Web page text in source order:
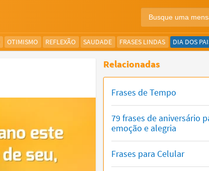
OTIMISMO REFLEXÃO SAUDADE FRASES LINDAS DIA DOS
Relacionadas
Frases de Tempo
79 frases de aniversário
emoção e alegria
Frases para Celular